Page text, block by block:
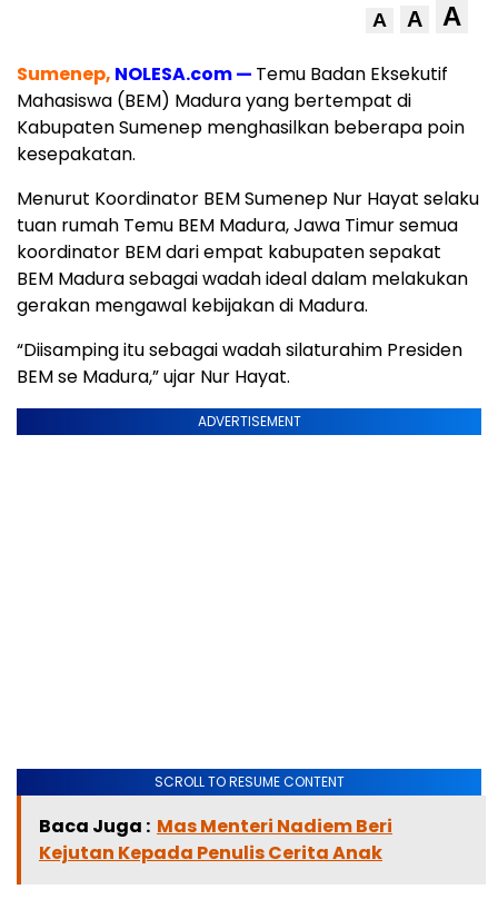
A A A
Sumenep, NOLESA.com — Temu Badan Eksekutif
Mahasiswa (BEM) Madura yang bertempat di
Kabupaten Sumenep menghasilkan beberapa poin
kesepakatan.
Menurut Koordinator BEM Sumenep Nur Hayat selaku
tuan rumah Temu BEM Madura, Jawa Timur semua
koordinator BEM dari empat kabupaten sepakat
BEM Madura sebagai wadah ideal dalam melakukan
gerakan mengawal kebijakan di Madura.
“Diisamping itu sebagai wadah silaturahim Presiden
BEM se Madura,” ujar Nur Hayat.
ADVERTISEMENT
SCROLL TO RESUME CONTENT
Baca Juga : Mas Menteri Nadiem Beri
Kejutan Kepada Penulis Cerita Anak